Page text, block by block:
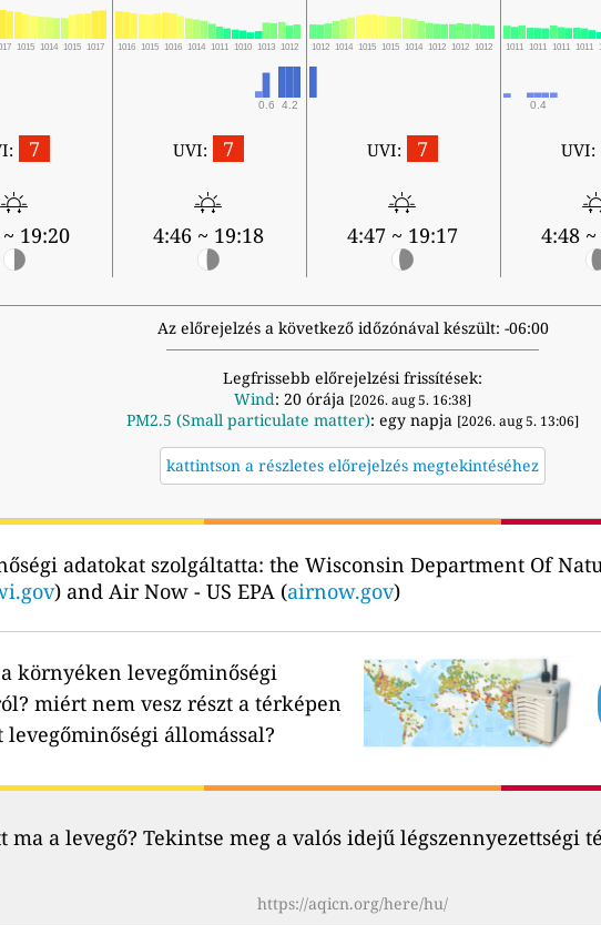
1015 1014 1015 1017 1016 1015 1016 1014 1011 1010 1013 1012 1012 1014 1015 1015 1014 1012 1012 1012 1011 1011 1011 1011
0.6 4.2 0.4
7
19:20
UVI: 7
4:46 ~ 19:18
UVI: 7
4:47 ~ 19:17
UVI:
4:48
Az előrejelzés a következő időzónával készült: -06:00
Legfrissebb előrejelzési frissítések:
Wind: 20 órája [2026. aug 5. 16:38]
PM2.5 (Small particulate matter): egy napja [2026. aug 5. 13:06]
kattintson a részletes előrejelzés megtekintéséhez
adatokat szolgáltatta: the Wisconsin Department Of
) and Air Now - US EPA (airnow.gov)
környéken levegőminőségi
miért nem vesz részt a térképen
levegőminőségi állomással?
a levegő? Tekintse meg a valós idejű légszennyezettségi
https://aqicn.org/here/hu/